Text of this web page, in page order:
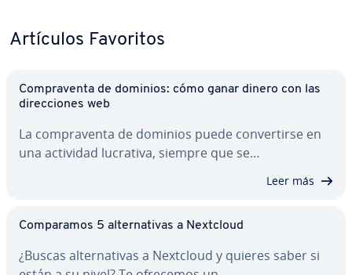
Artículos Favoritos
Co­m­pra­ve­n­ta de dominios: cómo ganar dinero con las
di­re­c­cio­nes web
La co­m­pra­ve­n­ta de dominios puede co­n­ve­r­ti­r­se en
una actividad lucrativa, siempre que se…
Leer más
Co­m­pa­ra­mos 5 al­te­r­na­ti­vas a Nextcloud
¿Buscas al­te­r­na­ti­vas a Nextcloud y quieres saber si